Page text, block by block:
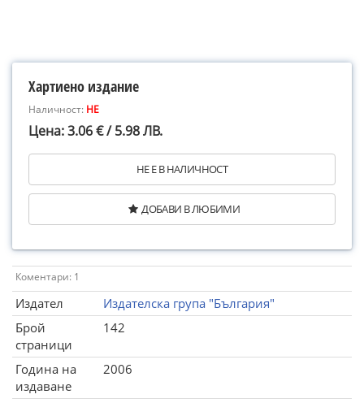
Хартиено издание
Наличност: НЕ
Цена: 3.06 € / 5.98 ЛВ.
НЕ Е В НАЛИЧНОСТ
ДОБАВИ В ЛЮБИМИ
Коментари: 1
Издател
Издателска група "България"
Брой
страници
142
Година на
издаване
2006